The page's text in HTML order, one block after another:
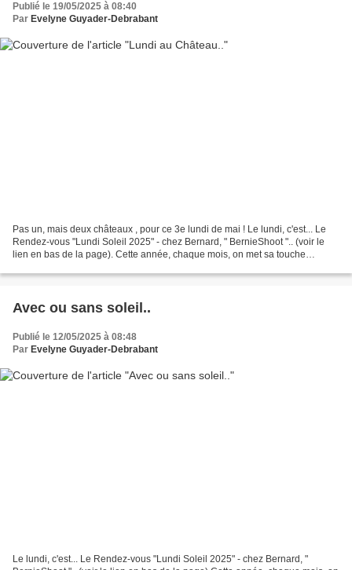
Publié le 19/05/2025 à 08:40
Par Evelyne Guyader-Debrabant
Pas un, mais deux châteaux , pour ce 3e lundi de mai ! Le lundi, c'est... Le
Rendez-vous "Lundi Soleil 2025" - chez Bernard, " BernieShoot ".. (voir le
lien en bas de la page). Cette année, chaque mois, on met sa touche
Avec ou sans soleil..
Publié le 12/05/2025 à 08:48
Par Evelyne Guyader-Debrabant
Le lundi, c'est... Le Rendez-vous "Lundi Soleil 2025" - chez Bernard, "